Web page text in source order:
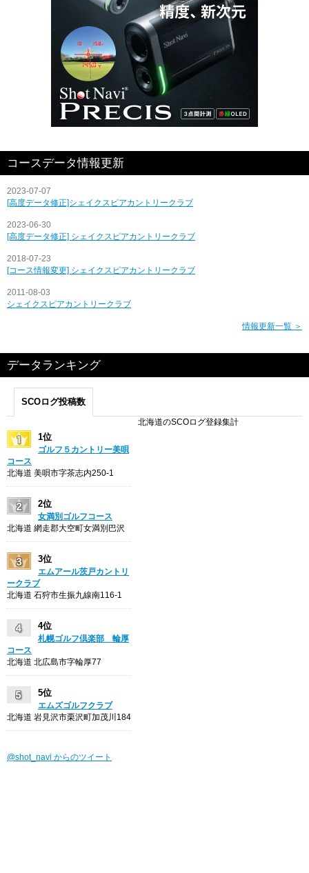
コースデータ情報更新
2023-07-07
[高度データ修正]シェイクスピアカントリークラブ
2023-06-30
[高度データ修正] シェイクスピアカントリークラブ
2018-07-23
[コース情報変更] シェイクスピアカントリークラブ
2011-08-03
シェイクスピアカントリークラブ
情報更新一覧 ＞
データランキング
SCOログ投稿数
北海道のSCOログ登録集計
1位
ゴルフ５カントリー美唄
コース
北海道 美唄市字茶志内250-1
2位
女満別ゴルフコース
北海道 網走郡大空町女満別巴沢
3位
エムアール茨戸カントリ
ークラブ
北海道 石狩市生振九線南116-1
4位
札幌ゴルフ倶楽部 輪厚
コース
北海道 北広島市字輪厚77
5位
エムズゴルフクラブ
北海道 岩見沢市栗沢町加茂川184
@shot_navi からのツイート